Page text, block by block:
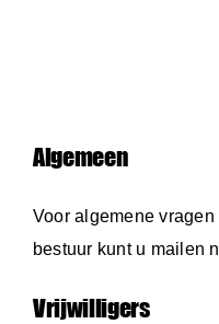
Algemeen
Voor algemene
bestuur kunt u mailen
Vrijwilligers